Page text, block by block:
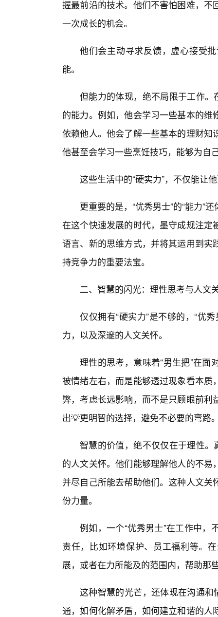
握最前沿的技术。他们不害怕困难，
一次成长的机会。
他们会主动寻求反馈，虚心接受
能。
但能力的体现，绝不局限于工作。
的能力。例如，他会学习一些基本的
依赖他人。他会了解一些基本的理财
他甚至会学习一些烹饪技巧，能够为自
这些生活中的“硬实力”，不仅能让
更重要的是，“优秀男士”的“能力”
在这个快速发展的时代，墨守成规注
语言、新的思维方式，并将其运用到
持竞争力的重要法宝。
二、智慧的闪光：理性思考与人文
仅仅拥有“硬实力”是不够的，“优
力，以及深邃的人文关怀。
理性的思考，意味着“男生把”在
被情绪左右，而是能够透过现象看本
弊，考虑长远影响，而不是只顾眼前
出💡更明智的选择，避免不必要的弯路
智慧的价值，绝不仅仅在于理性。
的人文关怀。他们能够理解他人的不
并尽自己所能去帮助他们。这种人文
份力量。
例如，一个“优秀男士”在工作中
责任，比如环境保护、员工福利等。
展，或者在力所能及的范围内，帮助那
这种智慧的光芒，还体现在沟通和
通，如何化解矛盾，如何建立和谐的